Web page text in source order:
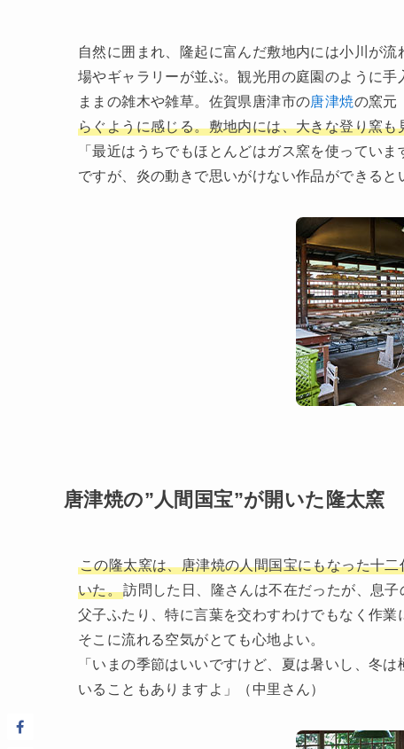
自然に囲まれ、隆起に富んだ敷地内には小川が
場やギャラリーが並ぶ。観光用の庭園のように
ままの雑木や雑草。佐賀県唐津市の唐津焼の窯元
らぐように感じる。敷地内には、大きな登り窯も
「最近はうちでもほとんどはガス窯を使ってい
ですが、炎の動きで思いがけない作品ができると
唐津焼の”人間国宝”が開いた隆太窯
この隆太窯は、唐津焼の人間国宝にもなった十
いた。訪問した日、隆さんは不在だったが、息
父子ふたり、特に言葉を交わすわけでもなく作
そこに流れる空気がとても心地よい。
「いまの季節はいいですけど、夏は暑いし、冬
いることもありますよ」（中里さん）